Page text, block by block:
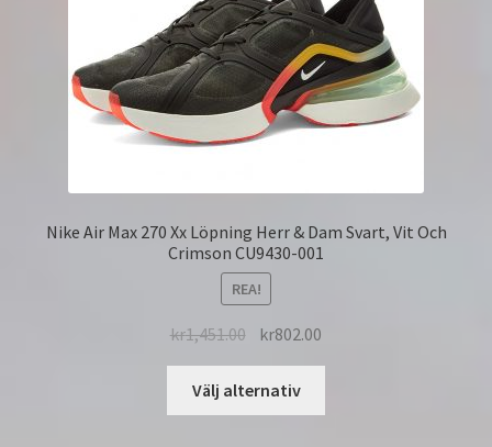
Nike Air Max 270 Xx Löpning Herr & Dam Svart, Vit Och
Crimson CU9430-001
REA!
kr1,451.00 kr802.00
Välj alternativ